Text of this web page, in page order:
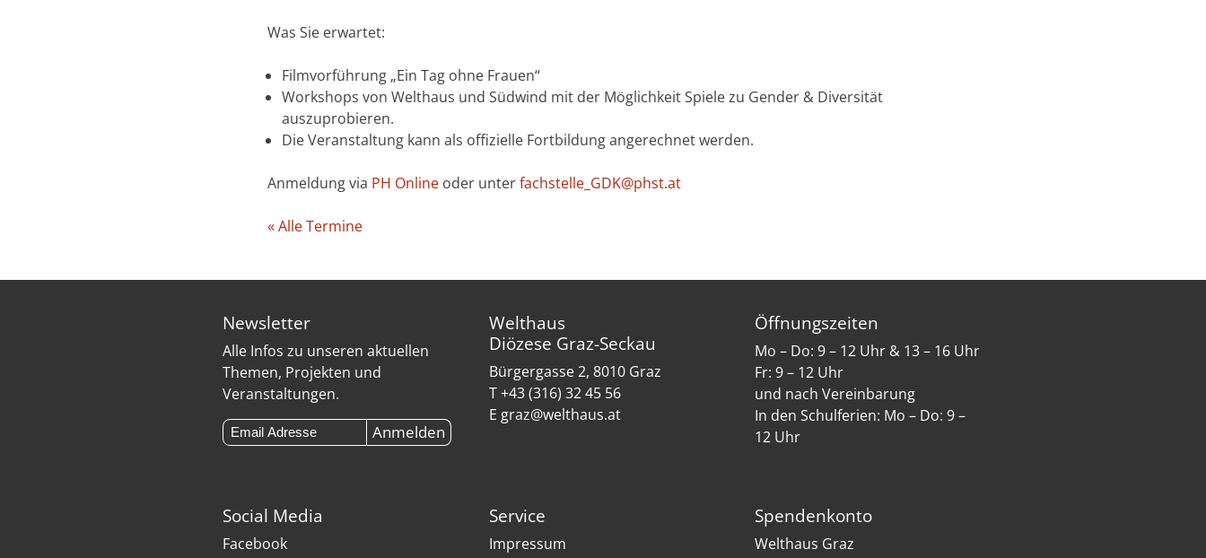
Was Sie erwartet:
Filmvorführung „Ein Tag ohne Frauen“
Workshops von Welthaus und Südwind mit der Möglichkeit Spiele zu Gender & Diversität
auszuprobieren.
Die Veranstaltung kann als offizielle Fortbildung angerechnet werden.
Anmeldung via PH Online oder unterfachstelle_GDK@phst.at
« Alle Termine
Newsletter
Alle Infos zu unseren aktuellen
Themen, Projekten und
Veranstaltungen.
Welthaus
Diözese Graz-Seckau
Bürgergasse 2, 8010 Graz
T +43 (316) 32 45 56
E graz@welthaus.at
Öffnungszeiten
Mo – Do: 9 – 12 Uhr & 13 – 16 Uhr
Fr: 9 – 12 Uhr
und nach Vereinbarung
In den Schulferien: Mo – Do: 9 –
12 Uhr
Social Media
Facebook
Service
Impressum
Spendenkonto
Welthaus Graz